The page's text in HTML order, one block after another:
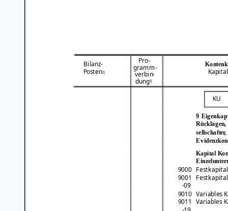
Pro-
Bilanz- gramm-
Posten2) verbin-
dung3)
KU
9
Kapital
9000
Festkapital
9001
Festkapital
-09
9010 Variables
9011
Variables